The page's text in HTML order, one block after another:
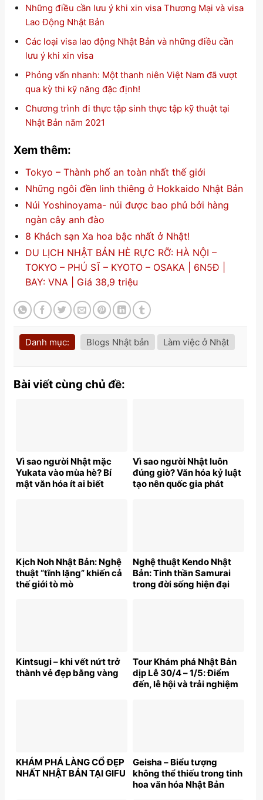
Những điều cần lưu ý khi xin visa Thương Mại và visa
Lao Động Nhật Bản
Các loại visa lao động Nhật Bản và những điều cần
lưu ý khi xin visa
Phỏng vấn nhanh: Một thanh niên Việt Nam đã vượt
qua kỳ thi kỹ năng đặc định!
Chương trình đi thực tập sinh thực tập kỹ thuật tại
Nhật Bản năm 2021
Xem thêm:
Tokyo – Thành phố an toàn nhất thế giới
Những ngôi đền linh thiêng ở Hokkaido Nhật Bản
Núi Yoshinoyama- núi được bao phủ bởi hàng
ngàn cây anh đào
8 Khách sạn Xa hoa bậc nhất ở Nhật!
DU LỊCH NHẬT BẢN HÈ RỰC RỠ: HÀ NỘI –
TOKYO – PHÚ SĨ – KYOTO – OSAKA | 6N5Đ |
BAY: VNA | Giá 38,9 triệu
Danh mục: Blogs Nhật bản Làm việc ở Nhật
Bài viết cùng chủ đề:
Vì sao người Nhật mặc
Yukata vào mùa hè? Bí
mật văn hóa ít ai biết
Vì sao người Nhật luôn
đúng giờ? Văn hóa kỷ luật
tạo nên quốc gia phát
Kịch Noh Nhật Bản: Nghệ
thuật “tĩnh lặng” khiến cả
thế giới tò mò
Nghệ thuật Kendo Nhật
Bản: Tinh thần Samurai
trong đời sống hiện đại
Kintsugi – khi vết nứt trở
thành vẻ đẹp bằng vàng
Tour Khám phá Nhật Bản
dịp Lễ 30/4 – 1/5: Điểm
đến, lễ hội và trải nghiệm
KHÁM PHÁ LÀNG CỔ ĐẸP
NHẤT NHẬT BẢN TẠI GIFU
Geisha – Biểu tượng
không thể thiếu trong tinh
hoa văn hóa Nhật Bản